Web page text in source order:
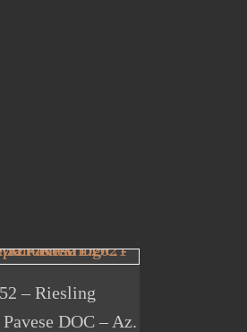
– Riesling
DOC – Az.